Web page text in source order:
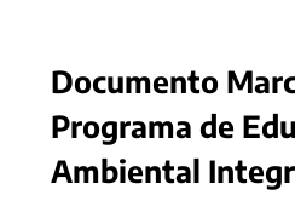
Documento
Programa de
Ambiental